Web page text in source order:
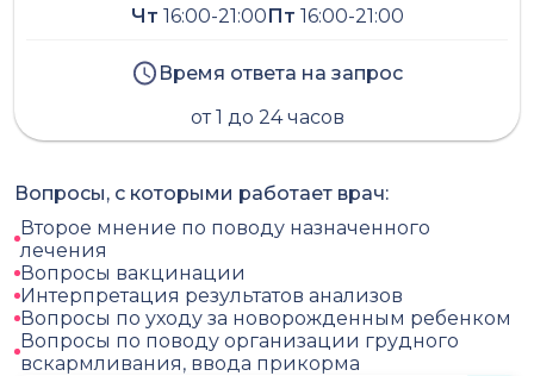
Чт 16:00-21:00Пт 16:00-21:00
Время ответа на запрос
от 1 до 24 часов
Вопросы, с которыми работает врач:
Второе мнение по поводу назначенного
лечения
Вопросы вакцинации
Интерпретация результатов анализов
Вопросы по уходу за новорожденным ребенком
Вопросы по поводу организации грудного
вскармливания, ввода прикорма